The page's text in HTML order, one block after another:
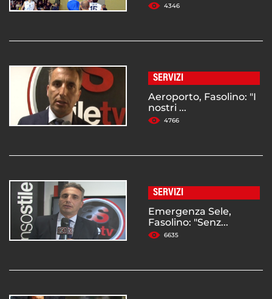
4346
SERVIZI
Aeroporto, Fasolino: "I
nostri ...
4766
SERVIZI
Emergenza Sele,
Fasolino: "Senz...
6635